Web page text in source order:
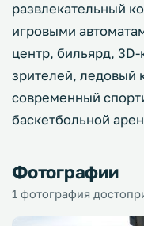
развлекательный
игровыми
центр, бильярд,
зрителей, ледовый
современный
баскетбольной
Фотографии
1 фотография